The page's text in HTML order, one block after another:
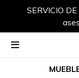
SERVICIO
